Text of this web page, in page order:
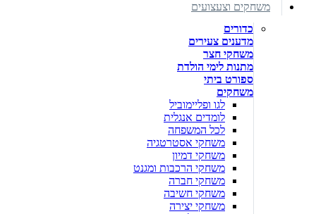
משחקים וצעצועים
כדורים
מדענים צעירים
משחקי חצר
מתנות לימי הולדת
ספורט ביתי
משחקים
לגו ופליימוביל
לומדים אנגלית
לכל המשפחה
משחקי אסטרטגיה
משחקי דמיון
משחקי הרכבות ומגנט
משחקי חברה
משחקי חשיבה
משחקי יצירה